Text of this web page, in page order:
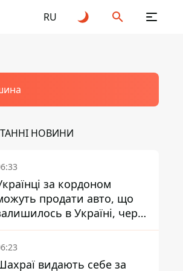
RU
НОВИНИ
за кордоном
продати авто, що
в Україні, через
- МВС
видають себе за